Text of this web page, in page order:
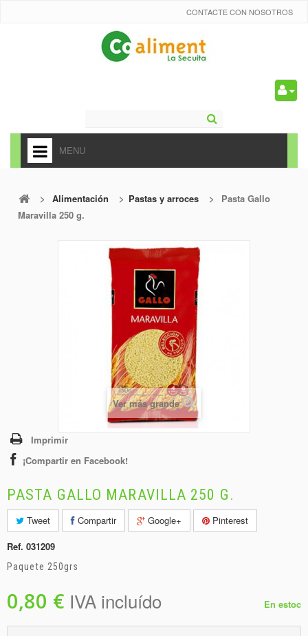
CONTACTE CON NOSOTROS
MENU
ALIMENTACIÓN
CARNICERÍA Y CHARCUTERÍA
> Alimentación > Pastas y arroces >
Pasta Gallo
Maravilla 250 g.
Ver más grande
Imprimir
¡Compartir en Facebook!
PASTA GALLO MARAVILLA 250 G.
Tweet Compartir Google+
Pinterest
Ref. 031209
Paquete 250grs
0,80 € IVA incluído En estoc